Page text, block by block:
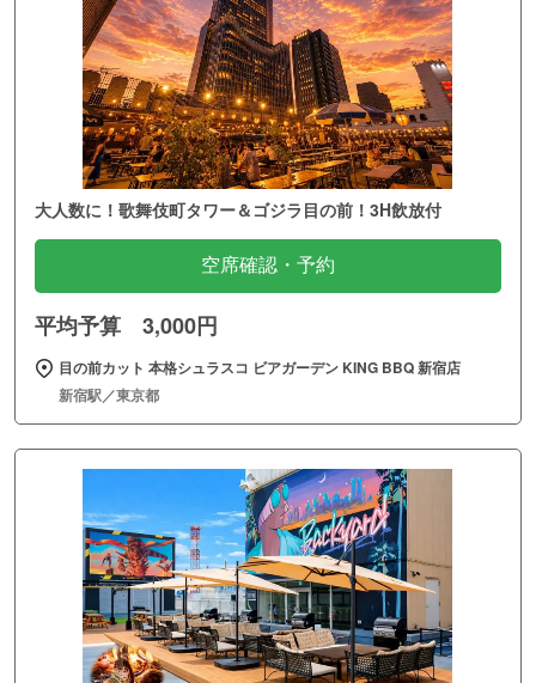
大人数に！歌舞伎町タワー＆ゴジラ目の前！3H飲放付
空席確認・予約
平均予算 3,000円
目の前カット 本格シュラスコ ビアガーデン KING BBQ 新宿店
新宿駅／東京都